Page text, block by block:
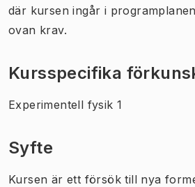
där kursen ingår i
ovan krav.
Kursspecifika
Experimentell fysik 1
Syfte
Kursen är ett försök till nya